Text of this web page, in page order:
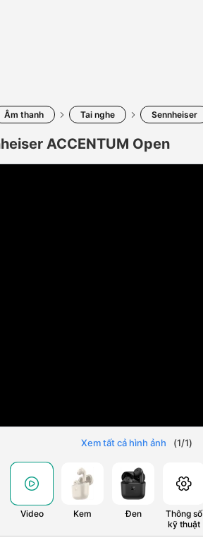
Âm thanh Tai nghe Sennheiser
ACCENTUM Open
Xem tất cả hình ảnh (1/1)
Video Kem Đen
Thông số
kỹ thuật